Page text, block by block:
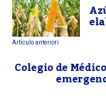
Articulo anteriori
Colegio de